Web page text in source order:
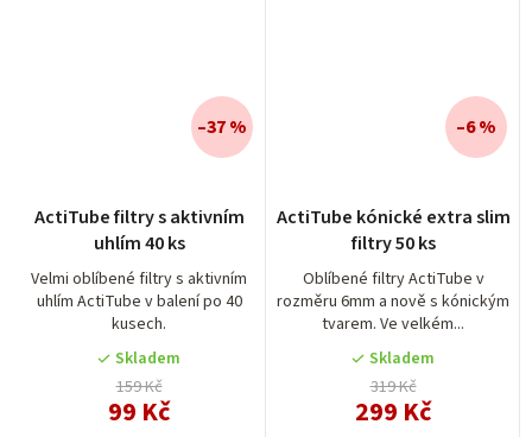
ActiTube filtry s aktivním
uhlím 40 ks
Velmi oblíbené filtry s aktivním
uhlím ActiTube v balení po 40
kusech.
hodnocení
produktu
je
4,0
z
5
hvězdiček.
Skladem
159 Kč
99 Kč
–37 %
ActiTube kónické extra slim
filtry 50 ks
Oblíbené filtry ActiTube v
rozměru 6mm a nově s kónickým
tvarem. Ve velkém...
Skladem
319 Kč
299 Kč
–6 %